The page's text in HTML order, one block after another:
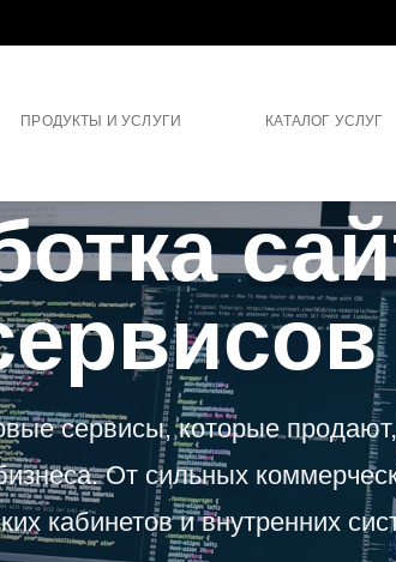
ПРОДУКТЫ И УСЛУГИ КАТАЛОГ УСЛУГ
сервисы, которые
От сильных
кабинетов и внутренних